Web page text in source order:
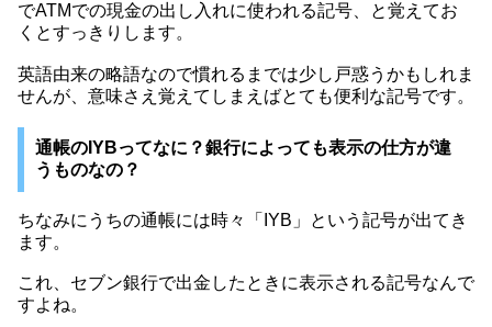
でATMでの現金の出し入れに使われる記号、と覚えてお
くとすっきりします。
英語由来の略語なので慣れるまでは少し戸惑うかもしれま
せんが、意味さえ覚えてしまえばとても便利な記号です。
通帳のIYBってなに？銀行によっても表示の仕方が違
うものなの？
ちなみにうちの通帳には時々「IYB」という記号が出てき
ます。
これ、セブン銀行で出金したときに表示される記号なんで
すよね。